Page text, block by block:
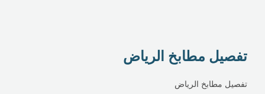
تفصيل مطابخ الرياض
تفصيل مطابخ الرياض